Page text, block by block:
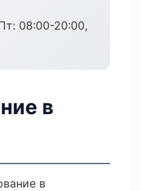
08:00-20:00,
в
в